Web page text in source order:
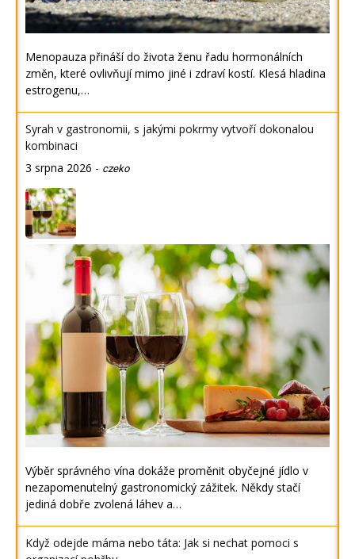
Menopauza přináší do života ženu řadu hormonálních
změn, které ovlivňují mimo jiné i zdraví kostí. Klesá hladina
estrogenu,…
Syrah v gastronomii, s jakými pokrmy vytvoří dokonalou
kombinaci
3 srpna 2026 - czeko
Výběr správného vína dokáže proměnit obyčejné jídlo v
nezapomenutelný gastronomický zážitek. Někdy stačí
jediná dobře zvolená láhev a…
Když odejde máma nebo táta: Jak si nechat pomoci s